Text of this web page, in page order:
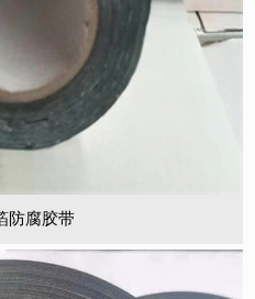
防腐胶带